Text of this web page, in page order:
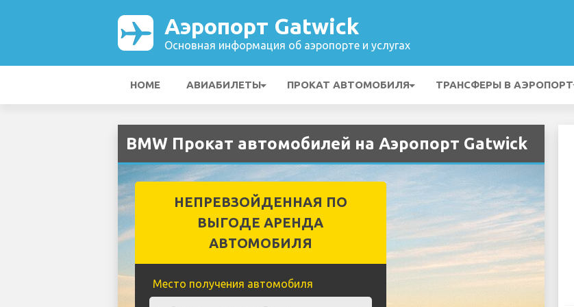
Аэропорт Gatwick
Основная информация об аэропорте и услугах
HOME АВИАБИЛЕТЫ ПРОКАТ АВТОМОБИЛЯ ТРАНСФЕРЫ В АЭРОПОРТ
BMW Прокат автомобилей на Аэропорт Gatwick
НЕПРЕВЗОЙДЕННАЯ ПО
ВЫГОДЕ АРЕНДА
АВТОМОБИЛЯ
Место получения автомобиля